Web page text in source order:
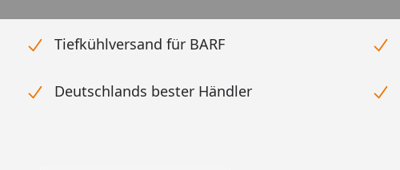
Tiefkühlversand für BARF
Deutschlands bester Händler